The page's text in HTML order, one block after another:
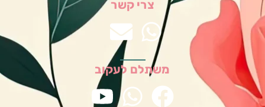
צרי קשר
משתלם לעקוב